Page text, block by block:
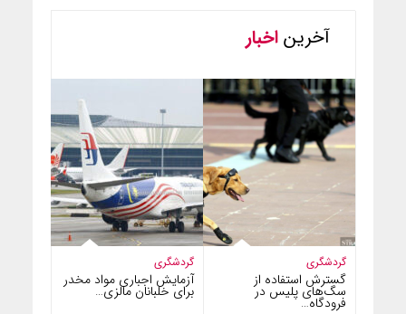
آخریناخبار
گردشگری
آزمایش اجباری مواد مخدر
برای خلبانان مالزی…
گردشگری
گسترش استفاده از
سگ‌های پلیس در
فرودگاه…